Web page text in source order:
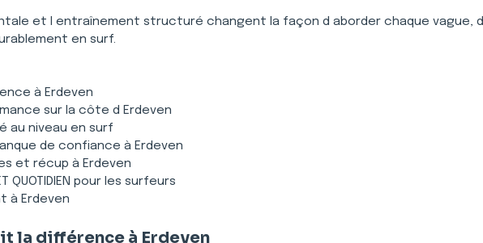
et l entraînement structuré changent la façon d aborder chaque vague, d
en surf.
à Erdeven
sur la côte d Erdeven
au niveau en surf
de confiance à Erdeven
et récup à Erdeven
QUOTIDIEN pour les surfeurs
à Erdeven
la différence à Erdeven